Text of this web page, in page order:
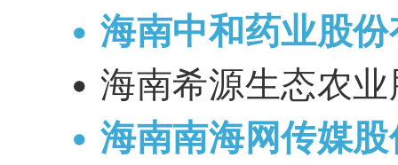
•海南中和药业股
•海南希源生态农
•海南南海网传媒